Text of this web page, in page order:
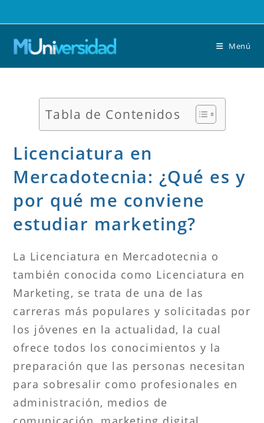
al
contenido
Menú
Tabla de Contenidos
Licenciatura en
Mercadotecnia: ¿Qué es y
por qué me conviene
estudiar marketing?
La Licenciatura en Mercadotecnia o
también conocida como Licenciatura en
Marketing, se trata de una de las
carreras más populares y solicitadas por
los jóvenes en la actualidad, la cual
ofrece todos los conocimientos y la
preparación que las personas necesitan
para sobresalir como profesionales en
administración, medios de